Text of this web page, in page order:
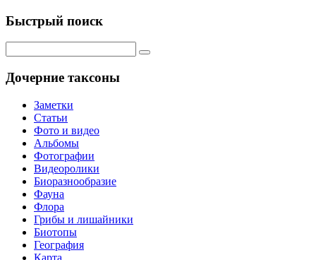
Быстрый поиск
Дочерние таксоны
Заметки
Статьи
Фото и видео
Альбомы
Фотографии
Видеоролики
Биоразнообразие
Фауна
Флора
Грибы и лишайники
Биотопы
География
Карта